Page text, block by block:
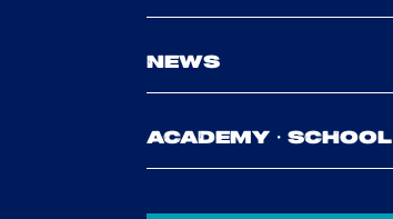
NEWS
ACADEMY・SCHOOL